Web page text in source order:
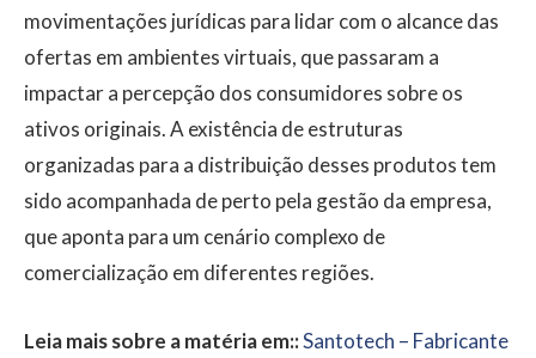
movimentações jurídicas para lidar com o alcance das
ofertas em ambientes virtuais, que passaram a
impactar a percepção dos consumidores sobre os
ativos originais. A existência de estruturas
organizadas para a distribuição desses produtos tem
sido acompanhada de perto pela gestão da empresa,
que aponta para um cenário complexo de
comercialização em diferentes regiões.
Leia mais sobre a matéria em::Santotech – Fabricante